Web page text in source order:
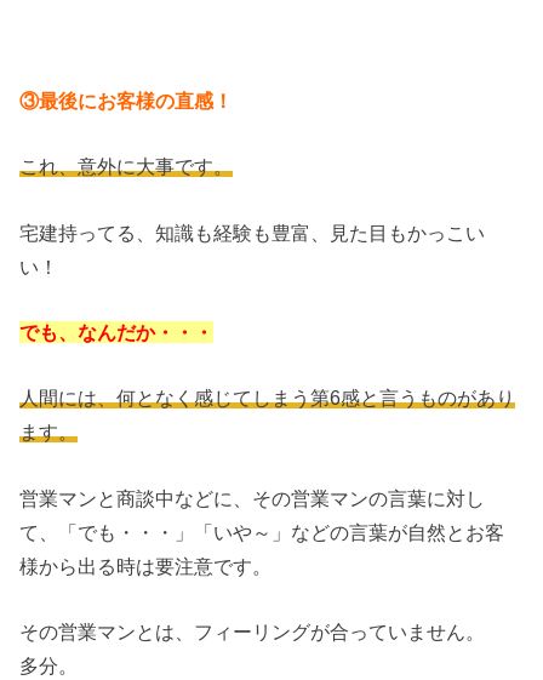
③最後にお客様の直感！
これ、意外に大事です。
宅建持ってる、知識も経験も豊富、見た目もかっこい
い！
でも、なんだか・・・
人間には、何となく感じてしまう第6感と言うものがあり
ます。
営業マンと商談中などに、その営業マンの言葉に対し
て、「でも・・・」「いや～」などの言葉が自然とお客
様から出る時は要注意です。
その営業マンとは、フィーリングが合っていません。
多分。